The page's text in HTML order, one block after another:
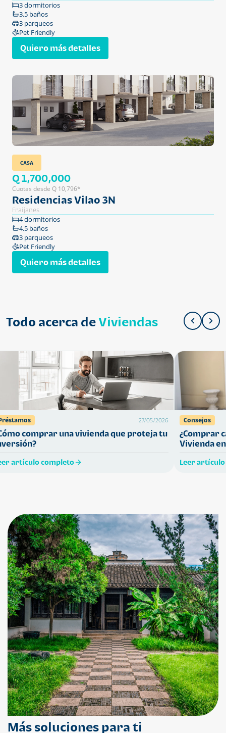
3 dormitorios
3.5 baños
3 parqueos
Pet Friendly
Quiero más detalles
CASA
Q 1,700,000
Cuotas desde Q 10,796*
Residencias Vilao 3N
Fraijanes
4 dormitorios
4.5 baños
3 parqueos
Pet Friendly
Quiero más detalles
Todo acerca deViviendas
27/05/2026
comprar una vivienda que proteja tu
artículo completo
Consejos
¿Comprar
Vivienda
Leer
Más soluciones para ti